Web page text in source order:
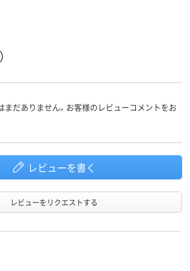
まだありません。お客様のレビューコメントをお
レビューを書く
レビューをリクエストする